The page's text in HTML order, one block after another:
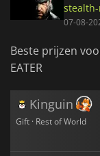
07-08-
Beste prijzen
EATER
Kinguin
Gift · Rest of World